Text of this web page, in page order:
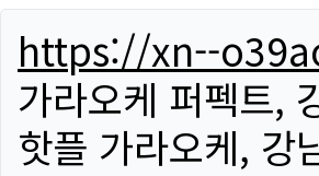
https://xn--
가라오케 퍼펙트,
핫플 가라오케, 강